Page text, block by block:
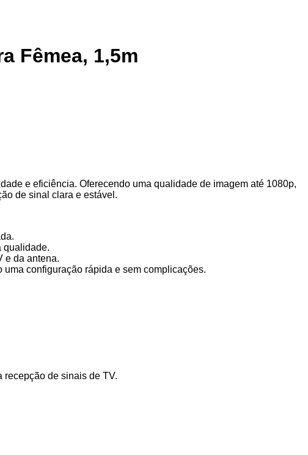
Fêmea, 1,5m
e eficiência. Oferecendo uma qualidade de imagem até 1080p,
de sinal clara e estável.
qualidade.
e da antena.
configuração rápida e sem complicações.
de sinais de TV.